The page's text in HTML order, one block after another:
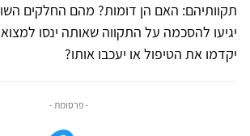
תקוותיהם: האם הן דומות? מהם החלקים
יגיעו להסכמה על התקווה שאותה ינסו
יקדמו את הטיפול או יעכבו אותו?
- פרסומת -